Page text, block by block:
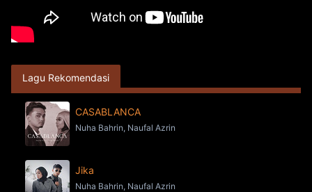
Lagu Rekomendasi
CASABLANCA
Nuha Bahrin, Naufal Azrin
Jika
Nuha Bahrin, Naufal Azrin